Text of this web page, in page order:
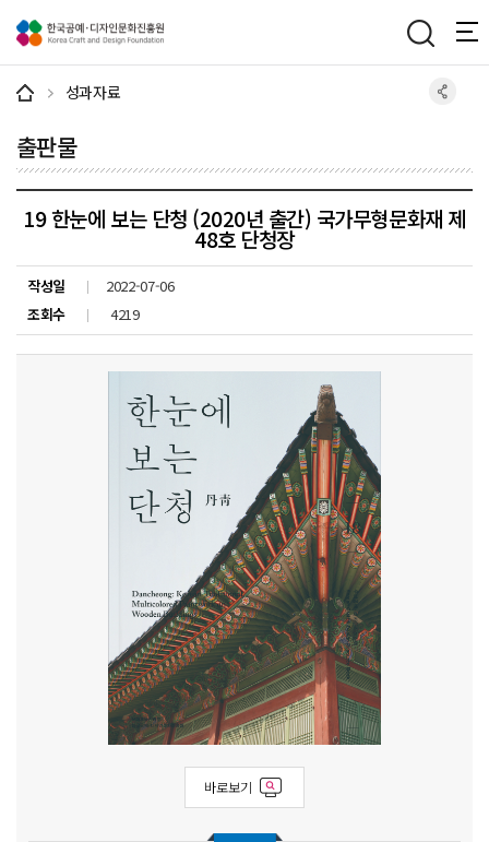
성과자료
출판물
19 한눈에 보는 단청 (2020년 출간) 국가무형문화재 제
48호 단청장
작성일
2022-07-06
조회수
4219
바로보기